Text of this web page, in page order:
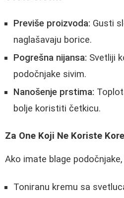
Previše proizvoda: Gusti
naglašavaju borice.
Pogrešna nijansa: Svetliji
podočnjake sivim.
Nanošenje prstima:
bolje koristiti četkicu.
Za One Koji Ne Koriste
Ako imate blage
Toniranu kremu sa